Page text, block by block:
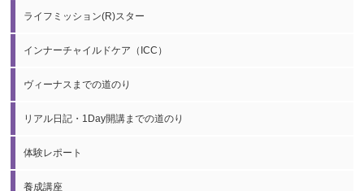
ライフミッション(R)スター
インナーチャイルドケア（ICC）
ヴィーナスまでの道のり
リアル日記・1Day開講までの道のり
体験レポート
養成講座